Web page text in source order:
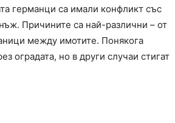
германци са имали конфликт със
Причините са най-различни – от
между имотите. Понякога
оградата, но в други случаи стигат